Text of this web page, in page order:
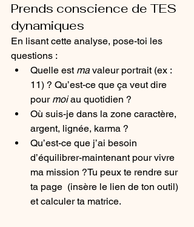
Prends conscience de TES
dynamiques
En lisant cette analyse, pose-toi les
questions :
Quelle est ma valeur portrait (ex :
11) ? Qu’est-ce que ça veut dire
pour moi au quotidien ?
Où suis-je dans la zone caractère,
argent, lignée, karma ?
Qu’est-ce que j’ai besoin
d’équilibrer-maintenant pour vivre
ma mission ?Tu peux te rendre sur
ta page  (insère le lien de ton outil)
et calculer ta matrice.